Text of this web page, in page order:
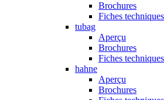
Brochures
Fiches techniques
tubag
Aperçu
Brochures
Fiches techniques
hahne
Aperçu
Brochures